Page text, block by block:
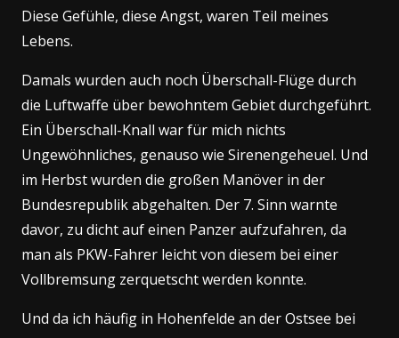
Diese Gefühle, diese Angst, waren Teil meines
Lebens.
Damals wurden auch noch Überschall-Flüge durch
die Luftwaffe über bewohntem Gebiet durchgeführt.
Ein Überschall-Knall war für mich nichts
Ungewöhnliches, genauso wie Sirenengeheuel. Und
im Herbst wurden die großen Manöver in der
Bundesrepublik abgehalten. Der 7. Sinn warnte
davor, zu dicht auf einen Panzer aufzufahren, da
man als PKW-Fahrer leicht von diesem bei einer
Vollbremsung zerquetscht werden konnte.
Und da ich häufig in Hohenfelde an der Ostsee bei